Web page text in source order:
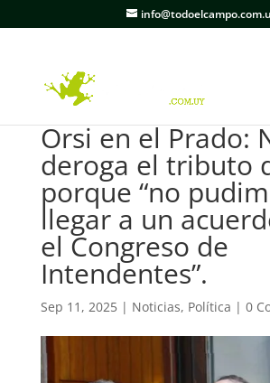
Orsi en el Prado:
deroga el tributo
porque “no
llegar a un
el Congreso de
Intendentes”.
Sep 11, 2025| Noticias, Política | 0